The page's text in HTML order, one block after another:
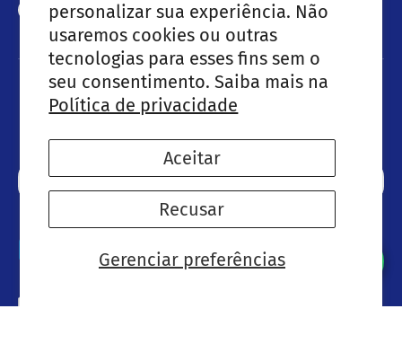
personalizar sua experiência. Não
usaremos cookies ou outras
tecnologias para esses fins sem o
seu consentimento. Saiba mais na
Política de privacidade
Gerenciar preferências
Aceitar
Recusar
Facebook
Instagram
LinkedIn
Lançamentos & Ofertas especiais
Email
Métodos de pagamento aceites